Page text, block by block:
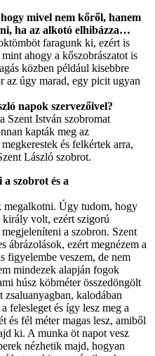
mivel nem kőről, hanem
ha az alkotó elhibázza…
faragunk ki, ezért is
ahogy a kőszobrászatot is
közben például kisebbre
az úgy marad, egy picit ugyan
napok szervezőivel?
Szent István szobromat
kapták meg az
és felkértek arra,
László szobrot.
szobrot és a
megalkotni. Úgy tudom, hogy
volt, ezért szigorú
a szobron. Szent
ábrázolások, ezért megnézem a
figyelembe veszem, de nem
mindezek alapján fogok
húsz köbméter összedöngölt
kalodában
felesleget és így lesz meg a
és fél méter magas lesz, amiből
ki. A munka öt napot vesz
nézhetik majd, hogyan